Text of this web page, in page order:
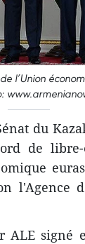
l’Union
du
de libre-
l'Agence
signé